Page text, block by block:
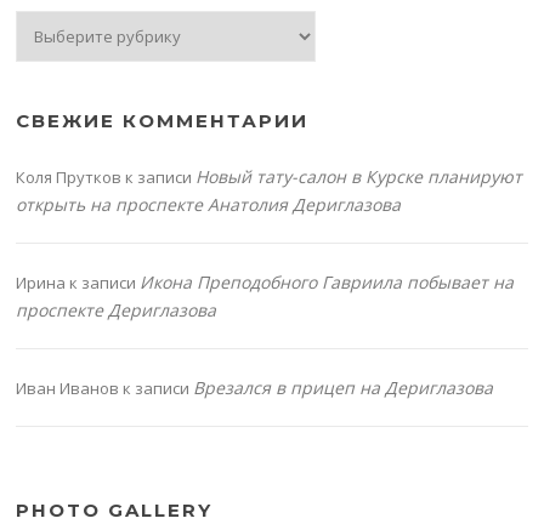
СВЕЖИЕ КОММЕНТАРИИ
Коля Прутков к записи Новый тату-салон в Курске планируют
открыть на проспекте Анатолия Дериглазова
Ирина к записи Икона Преподобного Гавриила побывает на
проспекте Дериглазова
Иван Иванов к записи Врезался в прицеп на Дериглазова
PHOTO GALLERY